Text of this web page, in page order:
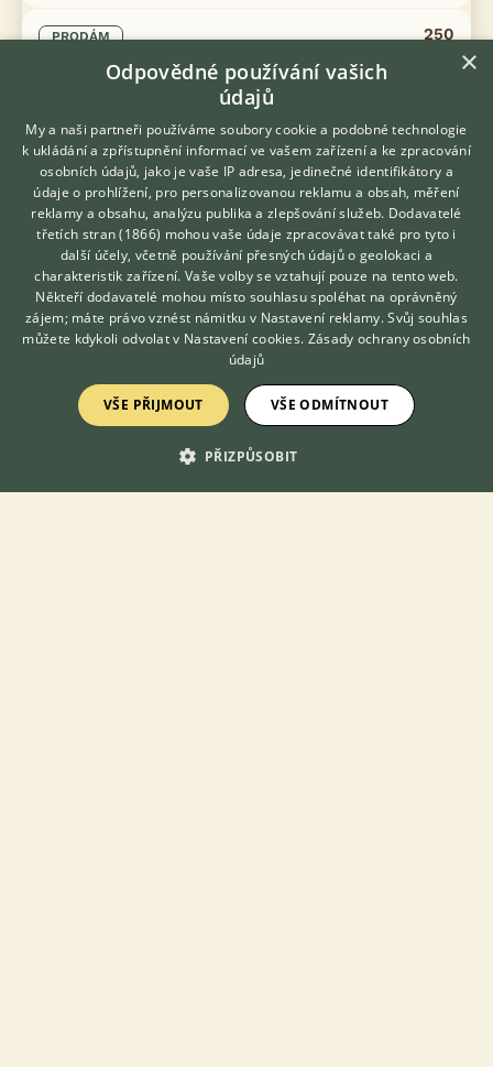
PRODÁM
Malá morčátka vhodná na domácí
mazlíčky(2 měsíce)
250
Prodám Krátkosrstá - Prodám malá morčátka z hobby chovu
vhodná na domácí mazlíčky -poslední sameček. Odběr možný
ihned. Nekoušou, jsou zvyklá na děti. Ošetřená proti parazitům.
Cena za samečka 250-kč....
Hledáte zvířecího kamaráda?
Zdarma vám poradí
VETERINÁŘ ONLINE
KONZULTOVAT S
VETERINÁŘEM
×
Odpovědné používání vašich
údajů
My a naši partneři používáme soubory cookie a podobné technologie
k ukládání a zpřístupnění informací ve vašem zařízení a ke zpracování
osobních údajů, jako je vaše IP adresa, jedinečné identifikátory a
údaje o prohlížení, pro personalizovanou reklamu a obsah, měření
reklamy a obsahu, analýzu publika a zlepšování služeb. Dodavatelé
třetích stran (1866) mohou vaše údaje zpracovávat také pro tyto i
další účely, včetně používání přesných údajů o geolokaci a
charakteristik zařízení. Vaše volby se vztahují pouze na tento web.
Někteří dodavatelé mohou místo souhlasu spoléhat na oprávněný
zájem; máte právo vznést námitku v Nastavení reklamy. Svůj souhlas
můžete kdykoli odvolat v Nastavení cookies. Zásady ochrany osobních
údajů
VŠE PŘIJMOUT VŠE ODMÍTNOUT
PŘIZPŮSOBIT